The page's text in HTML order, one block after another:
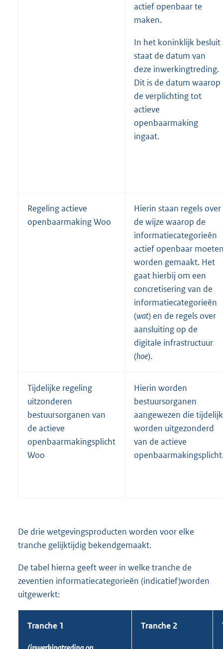
actief openbaar te
maken.
In het koninklijk besluit
staat de datum van
deze inwerkingtreding.
Dit is de datum waarop
de verplichting tot
actieve
openbaarmaking
ingaat.
Regeling actieve
openbaarmaking Woo
Hierin staan regels over
de wijze waarop de
informatiecategorieën
actief openbaar
worden gemaakt. Het
gaat hierbij om een
concretisering van de
informatiecategorieën
(wat) en de regels over
aansluiting op de
digitale infrastructuur
(hoe).
Tijdelijke regeling
uitzonderen
bestuursorganen van
de actieve
openbaarmakingsplicht
Woo
Hierin worden
bestuursorganen
aangewezen die tijdelijk
worden uitgezonderd
van de actieve
De drie wetgevingsproducten worden voor elke
tranche gelijktijdig bekendgemaakt.
De tabel hierna geeft weer in welke tranche de
zeventien informatiecategorieën (indicatief)worden
uitgewerkt:
Tranche 1 Tranche 2